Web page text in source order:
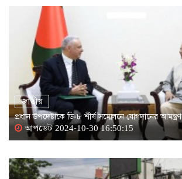
জাতীয়
প্রধান উপদেষ্টাকে ডি-৮ শীর্ষ সম্মেলনে যোগদানের আমন্ত্রণ
আপডেট 2024-10-30 16:50:15